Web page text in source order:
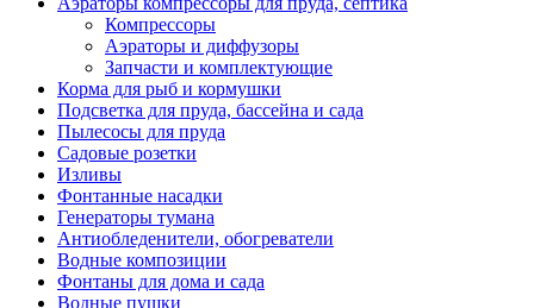
Компрессоры
Аэраторы и диффузоры
Запчасти и комплектующие
Корма для рыб и кормушки
Подсветка для пруда, бассейна и сада
Пылесосы для пруда
Садовые розетки
Изливы
Фонтанные насадки
Генераторы тумана
Антиобледенители, обогреватели
Водные композиции
Фонтаны для дома и сада
Водные пушки